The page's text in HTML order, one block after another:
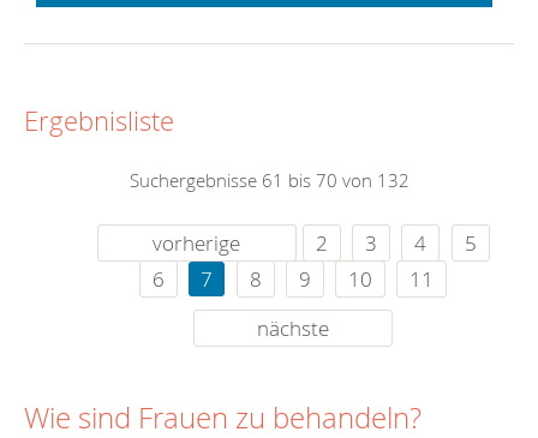
Ergebnisliste
Suchergebnisse 61 bis 70 von 132
vorherige 2 3 4
5
6
7 8 9 10
11
nächste
Wie sind Frauen zu behandeln?